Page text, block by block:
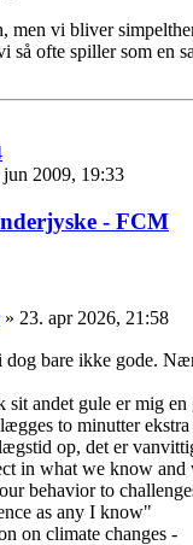
men vi bliver
så ofte spiller som en
jun 2009, 19:33
- FCM
» 23. apr 2026, 21:58
bare ikke gode.
andet gule er mig en
to minutter
op, det er
in what we know and
behavior to
as any I know"
on climate changes -